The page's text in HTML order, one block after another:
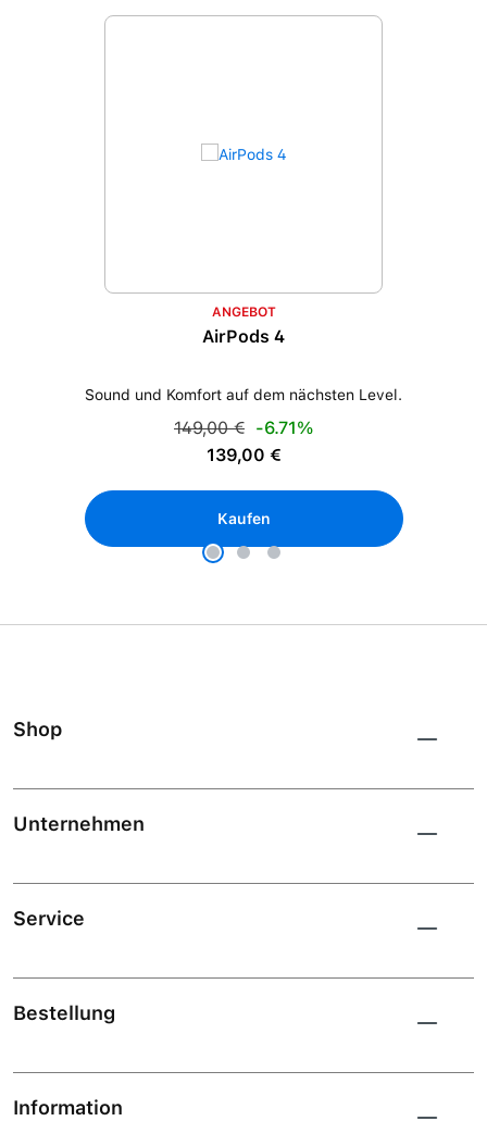
Produktgalerie überspringen
ANGEBOT
AirPods 4
Sound und Komfort auf dem nächsten Level.
Verkaufspreis:
Regulärer Preis:
149,00 € -6.71%
139,00 €
Kaufen
Shop
Unternehmen
Service
Bestellung
Information